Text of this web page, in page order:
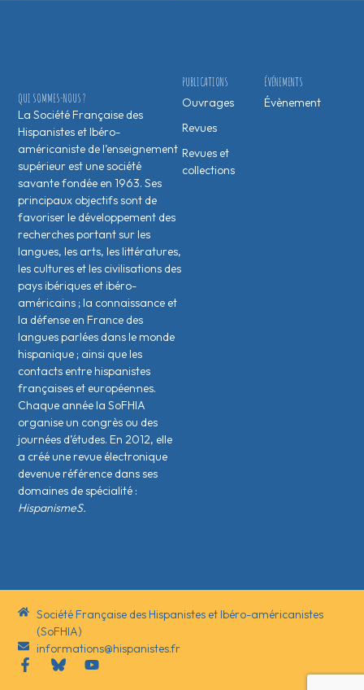
ÉVÉNEMENTS
Évènement
PUBLICATIONS
Ouvrages
Revues
Revues et
collections
QUI SOMMES-NOUS ?
La Société Française des
Hispanistes et Ibéro-
américaniste de l’enseignement
supérieur est une société
savante fondée en 1963. Ses
principaux objectifs sont de
favoriser le développement des
recherches portant sur les
langues, les arts, les littératures,
les cultures et les civilisations des
pays ibériques et ibéro-
américains ; la connaissance et
la défense en France des
langues parlées dans le monde
hispanique ; ainsi que les
contacts entre hispanistes
français·es et européen·nes.
Chaque année la SoFHIA
organise un congrès ou des
journées d’études. En 2012, elle
a créé une revue électronique
devenue référence dans ses
domaines de spécialité :
HispanismeS.
Société Française des Hispanistes et Ibéro-américanistes
(SoFHIA)
informations@hispanistes.fr